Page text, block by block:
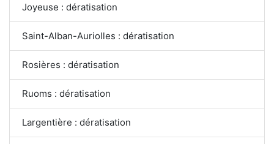
Joyeuse : dératisation
Saint-Alban-Auriolles : dératisation
Rosières : dératisation
Ruoms : dératisation
Largentière : dératisation